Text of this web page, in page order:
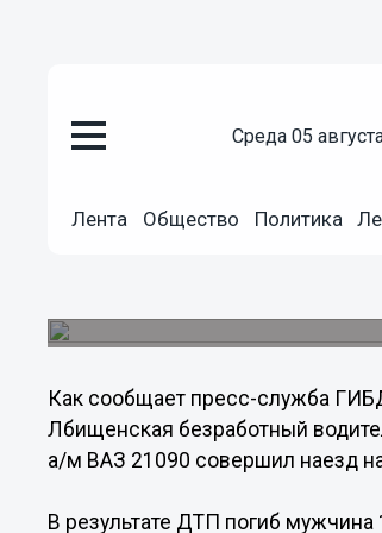
среда 05
Лента Общество Политика
Нижегородец без
Как сообщает пресс-служба
Лбищенская безработный
а/м ВАЗ 21090 совершил наезд
В результате ДТП погиб мужчина